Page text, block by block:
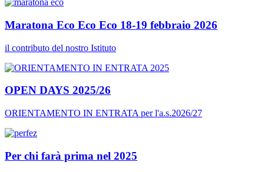
Maratona Eco Eco Eco 18-19 febbraio 2026
il contributo del nostro Istituto
OPEN DAYS 2025/26
ORIENTAMENTO IN ENTRATA per l'a.s.2026/27
Per chi farà prima nel 2025